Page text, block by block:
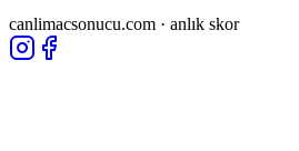
canlimacsonucu.com · anlık skor